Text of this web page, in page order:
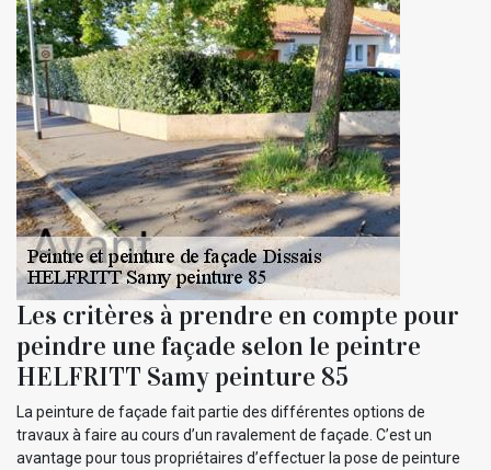
Les critères à prendre en compte pour
peindre une façade selon le peintre
HELFRITT Samy peinture 85
La peinture de façade fait partie des différentes options de
travaux à faire au cours d’un ravalement de façade. C’est un
avantage pour tous propriétaires d’effectuer la pose de peinture